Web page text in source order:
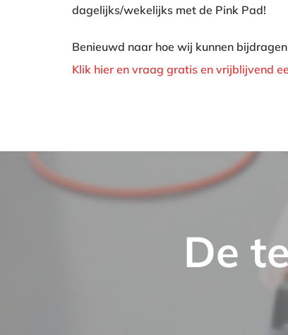
dagelijks/wekelijks met de Pink Pad!
Benieuwd naar hoe wij kunnen
Klik hier en vraag gratis en vrijblijvend
De